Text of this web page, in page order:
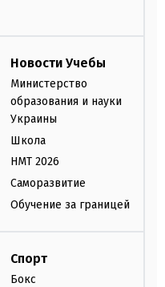
Новости Учебы
Министерство
образования и науки
Украины
Школа
НМТ 2026
Саморазвитие
Обучение за границей
Спорт
Бокс